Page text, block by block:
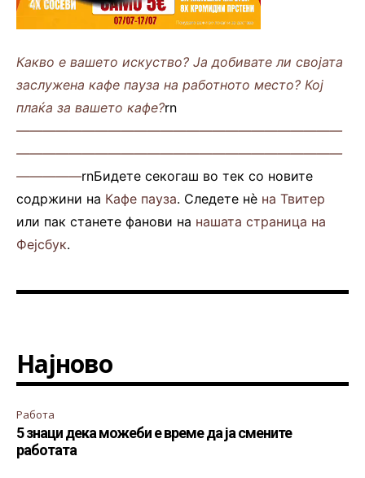
Какво е вашето искуство? Ја добивате ли својата
заслужена кафе пауза на работното место? Кој
плаќа за вашето кафе?rn
—————————————————————————
—————————————————————————
—————rnБидете секогаш во тек со новите
содржини на Кафе пауза. Следете нè на Твитер
или пак станете фанови на нашата страница на
Фејсбук.
Најново
Работа
5 знаци дека можеби е време да ја смените
работата